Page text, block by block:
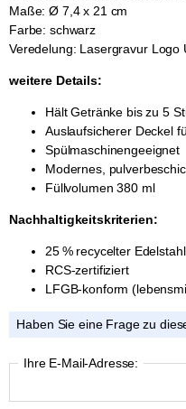
Maße: Ø 7,4 x 21 cm
Farbe: schwarz
Veredelung: Lasergravur Logo
weitere Details:
Hält Getränke bis zu 5
Auslaufsicherer Deckel
Spülmaschinengeeignet
Modernes,
Füllvolumen 380 ml
Nachhaltigkeitskriterien:
25 % recycelter Edelstahl
RCS-zertifiziert
LFGB-konform
Haben Sie eine Frage zu
Ihre E-Mail-Adresse: